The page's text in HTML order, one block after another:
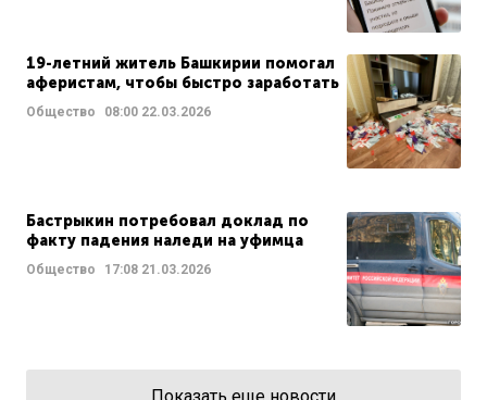
19-летний житель Башкирии помогал
аферистам, чтобы быстро заработать
Общество 08:00 22.03.2026
Бастрыкин потребовал доклад по
факту падения наледи на уфимца
Общество 17:08 21.03.2026
Показать еще новости